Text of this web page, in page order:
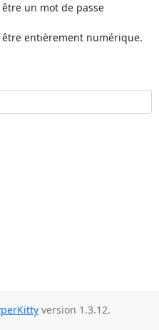
un mot de passe
entièrement numérique.
version 1.3.12.